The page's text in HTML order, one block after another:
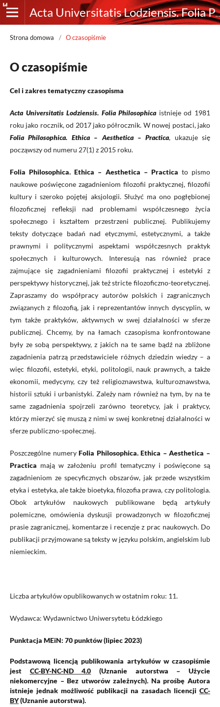
Acta Universitatis Lodziensis. Folia Philosophica. Ethica-Aesthetica-Practica
Strona domowa / O czasopiśmie
O czasopiśmie
Cel i zakres tematyczny czasopisma
Acta Universitatis Lodziensis. Folia Philosophica istnieje od 1981
roku jako rocznik, od 2017 jako półrocznik. W nowej postaci, jako
Folia Philosophica. Ethica – Aesthetica – Practica, ukazuje się
począwszy od numeru 27(1) z 2015 roku.
Folia Philosophica. Ethica – Aesthetica – Practica to pismo
naukowe poświęcone zagadnieniom filozofii praktycznej, filozofii
kultury i szeroko pojętej aksjologii. Służyć ma ono pogłębionej
filozoficznej refleksji nad problemami współczesnego życia
społecznego i kształtem przestrzeni publicznej. Publikujemy
teksty dotyczące badań nad etycznymi, estetycznymi, a także
prawnymi i politycznymi aspektami współczesnych praktyk
społecznych i kulturowych. Interesują nas również prace
zajmujące się zagadnieniami filozofii praktycznej i estetyki z
perspektywy historycznej, jak też stricte filozoficzno-teoretycznej.
Zapraszamy do współpracy autorów polskich i zagranicznych
związanych z filozofią, jak i reprezentantów innych dyscyplin, w
tym także praktyków, aktywnych w swej działalności w sferze
publicznej. Chcemy, by na łamach czasopisma konfrontowane
były ze sobą perspektywy, z jakich na te same bądź na zbliżone
zagadnienia patrzą przedstawiciele różnych dziedzin wiedzy – a
więc filozofii, estetyki, etyki, politologii, nauk prawnych, a także
ekonomii, medycyny, czy też religioznawstwa, kulturoznawstwa,
historii sztuki i urbanistyki. Zależy nam również na tym, by na te
same zagadnienia spojrzeli zarówno teoretycy, jak i praktycy,
którzy mierzyć się muszą z nimi w swej konkretnej działalności w
sferze publiczno-społecznej.
Poszczególne numeryFolia Philosophica. Ethica – Aesthetica –
Practica mają w założeniu profil tematyczny i poświęcone są
zagadnieniom ze specyficznych obszarów, jak przede wszystkim
etyka i estetyka, ale także bioetyka, filozofia prawa, czy politologia.
Obok artykułów naukowych publikowane będą artykuły
polemiczne, omówienia dyskusji prowadzonych w filozoficznej
prasie zagranicznej, komentarze i recenzje z prac naukowych. Do
publikacji przyjmowane są teksty w języku polskim, angielskim lub
niemieckim.
Liczba artykułów opublikowanych w ostatnim roku: 11.
Wydawca: Wydawnictwo Uniwersytetu Łódzkiego
Punktacja MEiN: 70 punktów (lipiec 2023)
Podstawową licencją publikowania artykułów w czasopiśmie
jest CC-BY-NC-ND 4.0 (Uznanie autorstwa – Użycie
niekomercyjne – Bez utworów zależnych). Na prośbę Autora
istnieje jednak możliwość publikacji na zasadach licencji CC-
BY(Uznanie autorstwa).